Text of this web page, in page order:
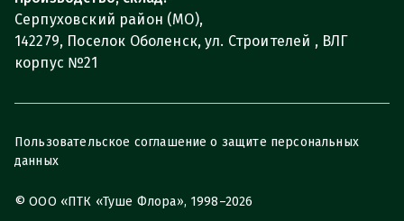
Серпуховский район (МО),
142279, Поселок Оболенск, ул. Строителей , ВЛГ
корпус №21
© ООО «ПТК «Туше Флора», 1998–2026
Пользовательское соглашение о защите персональных
данных